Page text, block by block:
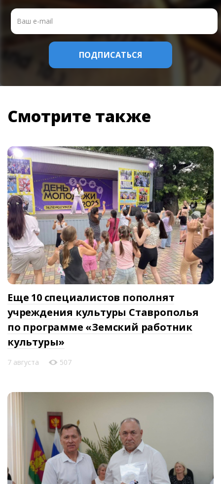
Смотрите также
Еще 10 специалистов пополнят
учреждения культуры Ставрополья
по программе «Земский работник
культуры»
7 августа 507